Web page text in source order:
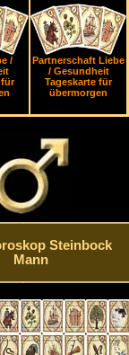
/
für
Partnerschaft Liebe
/ Gesundheit
Tageskarte für
übermorgen
Steinbock
Mann